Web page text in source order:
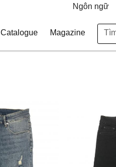
Ngôn ngữ
Catalogue Magazine